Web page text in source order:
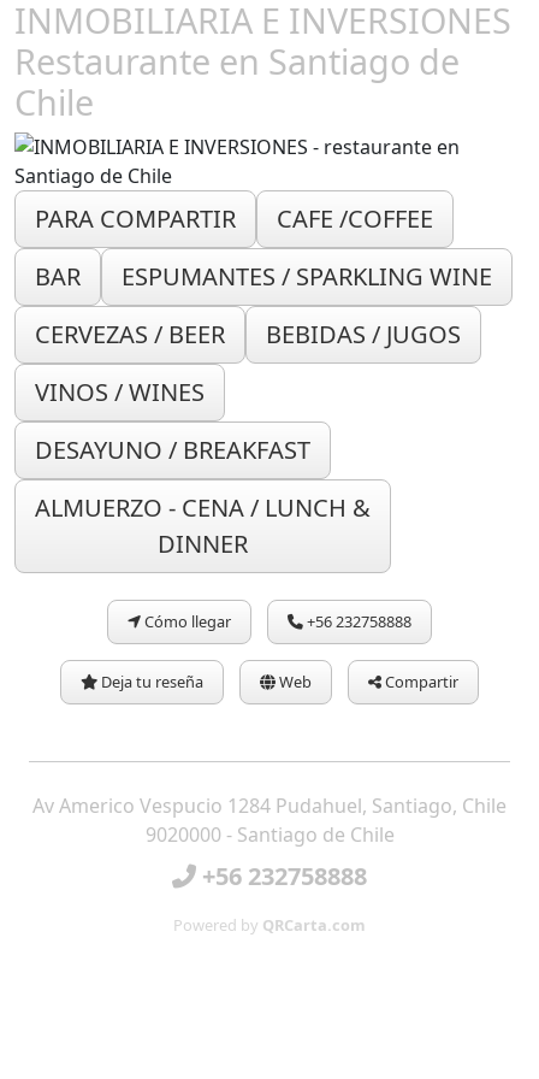
INMOBILIARIA E INVERSIONES
Restaurante en Santiago de
Chile
PARA COMPARTIR
CAFE /COFFEE
BAR
ESPUMANTES / SPARKLING WINE
CERVEZAS / BEER
BEBIDAS / JUGOS
VINOS / WINES
DESAYUNO / BREAKFAST
ALMUERZO - CENA / LUNCH &
DINNER
Cómo llegar +56 232758888
Deja tu reseña Web Compartir
Av Americo Vespucio 1284 Pudahuel, Santiago, Chile
9020000 - Santiago de Chile
+56 232758888
Powered by QRCarta.com